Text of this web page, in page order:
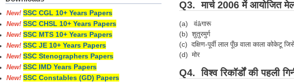
Q3. मार्च 2006 में आयोजित
(a) वंâगारू
(b) शुतुरमुर्ग
(c) दक्षिण-पूर्वी लाल पूँछ वाला काला कोकेटू
(d) मोर
Q4. विश्व रिकॉर्डों की पहली
New! SSC CGL 10+ Years Papers
New! SSC CHSL 10+ Years Papers
New! SSC MTS 10+ Years Papers
New! SSC JE 10+ Years Papers
New! SSC Stenographers Papers
New! SSC IMD Years Papers
New! SSC Constables (GD) Papers